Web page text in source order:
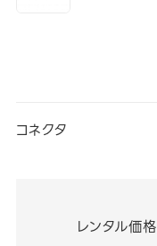
コネクタ
レンタル価格